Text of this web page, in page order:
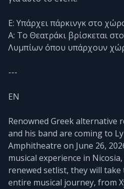
Ε: Υπάρχει πάρκινγκ στο
Α: Το Θεατράκι βρίσκεται
Λυμπίων όπου υπάρχουν
---
EN
Renowned Greek alternative
and his band are coming to
Amphitheatre on June 26,
musical experience in
renewed setlist, they will
entire musical journey, from